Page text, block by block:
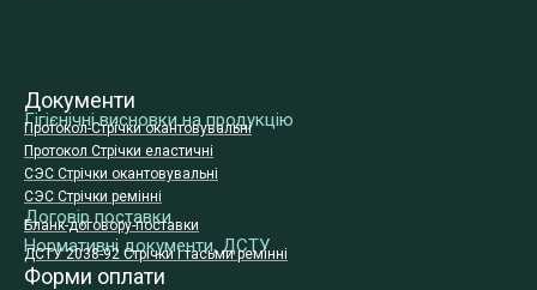
Документи
Гігієнічні висновки на продукцію
Протокол-Стрічки окантовувальні
Протокол Стрічки еластичні
СЭС Стрічки окантовувальні
СЭС Стрічки ремінні
Договір поставки
Бланк-договору-поставки
Нормативні документи, ДСТУ
ДСТУ 2038-92 Стрічки і тасьми ремінні
Форми оплати